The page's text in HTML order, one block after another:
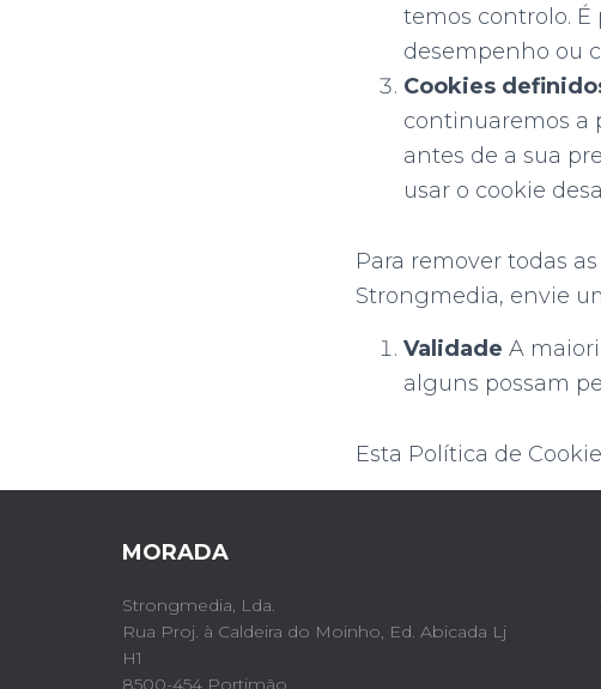
temos controlo. É
desempenho ou
Cookies
continuaremos a
antes de a sua
usar o cookie
Para remover todas
Strongmedia, envie
Validade A
alguns possam
Esta Política de
MORADA
Strongmedia, Lda.
Rua Proj. à Caldeira do Moinho, Ed. Abicada Lj
H1
8500-454 Portimão